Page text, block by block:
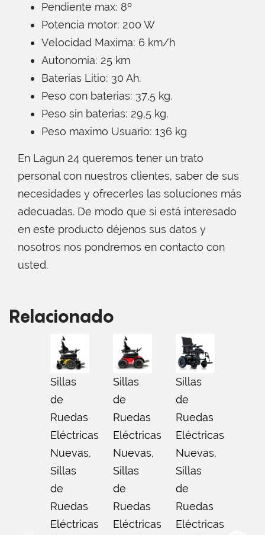
Pendiente max: 8º
Potencia motor: 200 W
Velocidad Maxima: 6 km/h
Autonomia: 25 km
Baterias Litio: 30 Ah.
Peso con baterias: 37,5 kg.
Peso sin baterias: 29,5 kg.
Peso maximo Usuario: 136 kg
En Lagun 24 queremos tener un trato
personal con nuestros clientes, saber de sus
necesidades y ofrecerles las soluciones más
adecuadas. De modo que si está interesado
en este producto déjenos sus datos y
nosotros nos pondremos en contacto con
usted.
Relacionado
Sillas
de
Ruedas
Eléctricas
Nuevas,
Sillas
de
Ruedas
Eléctricas
Sillas
de
Ruedas
Eléctricas
Nuevas,
Sillas
de
Ruedas
Eléctricas
Sillas
de
Ruedas
Eléctricas
Nuevas,
Sillas
de
Ruedas
Eléctricas